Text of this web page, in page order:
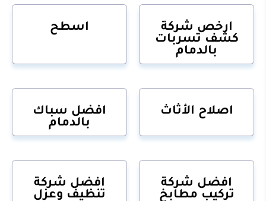
ارخص شركة
كشف تسربات
بالدمام
اسطح
اصلاح الأثاث
افضل سباك
بالدمام
افضل شركة
تركيب مطابخ
افضل شركة
تنظيف وعزل